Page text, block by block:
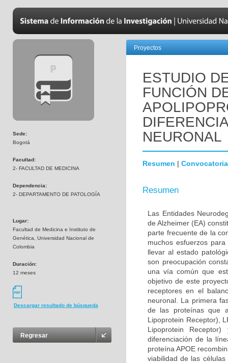
Sede:
Bogotá
Facultad:
2- FACULTAD DE MEDICINA
Dependencia:
2- DEPARTAMENTO DE PATOLOGÍA
Lugar:
Facultad de Medicina e Instituto de
Genética, Universidad Nacional de
Colombia
Duración:
12 meses
Descargar resultado de búsqueda
Regresar
Proyectos
ESTUDIO
FUNCIÓN
NEURONAL
Resumen | Convocatoria
Resumen
Las Entidades
de Alzheimer (EA)
parte frecuente de la
muchos esfuerzos
llevar al estado
son preocupación
una vía común que
objetivo de este
receptores en el
neuronal. La primera
de las proteínas que
Lipoprotein Receptor),
Lipoprotein
diferenciación de la
proteína APOE
viabilidad de las